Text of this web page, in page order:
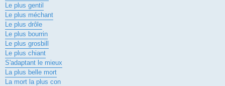
Le plus gentil
Le plus méchant
Le plus drôle
Le plus bourrin
Le plus grosbill
Le plus chiant
S'adaptant le mieux
La plus belle mort
La mort la plus con